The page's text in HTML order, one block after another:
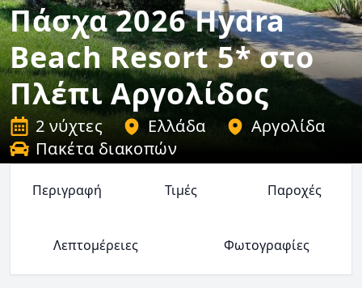
Πάσχα 2026 Hydra
Beach Resort 5* στο
Πλέπι Αργολίδος
2 νύχτες Ελλάδα
Αργολίδα
Πακέτα διακοπών
Περιγραφή Τιμές Παροχές
Λεπτομέρειες Φωτογραφίες